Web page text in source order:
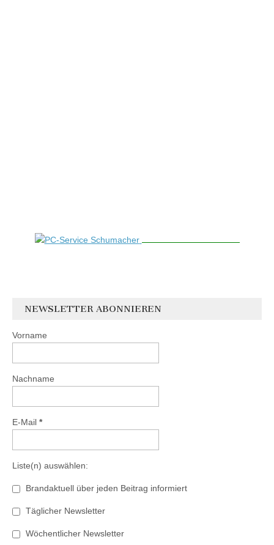
NEWSLETTER ABONNIEREN
Vorname
Nachname
E-Mail *
Liste(n) auswählen:
Brandaktuell über jeden Beitrag informiert
Täglicher Newsletter
Wöchentlicher Newsletter